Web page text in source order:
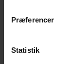
Præferencer
Statistik